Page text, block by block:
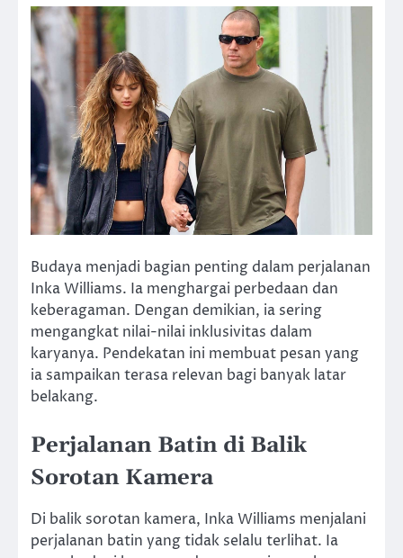
Budaya menjadi bagian penting dalam perjalanan
Inka Williams. Ia menghargai perbedaan dan
keberagaman. Dengan demikian, ia sering
mengangkat nilai-nilai inklusivitas dalam
karyanya. Pendekatan ini membuat pesan yang
ia sampaikan terasa relevan bagi banyak latar
belakang.
Perjalanan Batin di Balik
Sorotan Kamera
Di balik sorotan kamera, Inka Williams menjalani
perjalanan batin yang tidak selalu terlihat. Ia